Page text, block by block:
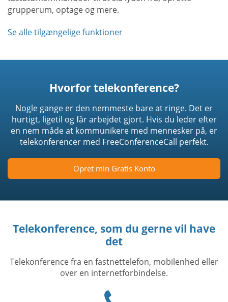
grupperum, optage og mere.
Se alle tilgængelige funktioner
Hvorfor telekonference?
Nogle gange er den nemmeste bare at ringe. Det er
hurtigt, ligetil og får arbejdet gjort. Hvis du leder efter
en nem måde at kommunikere med mennesker på, er
telekonferencer med FreeConferenceCall perfekt.
Opret min Gratis Konto
Telekonference, som du gerne vil have
det
Telekonference fra en fastnettelefon, mobilenhed eller
over en internetforbindelse.